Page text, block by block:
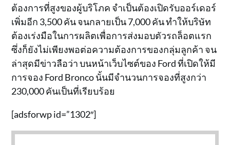
ต้องการที่สูงของผู้บริโภค จำเป็นต้องเปิดรับออร์เดอร์
เพิ่มอีก 3,500 คัน จนกลายเป็น 7,000 คัน ทำให้บริษัท
ต้องเร่งมือในการผลิตเพื่อการส่งมอบตัวรถล็อตแรก
ซึ่งก็ยังไม่เพียงพอต่อความต้องการของกลุ่มลูกค้า จน
ล่าสุดมีข่าวลือว่า บนหน้าเว็บไซต์ของ Ford ที่เปิดให้มี
การจอง Ford Bronco นั้นมีจำนวนการจองที่สูงกว่า
230,000 คันเป็นที่เรียบร้อย
[adsforwp id=”1302″]